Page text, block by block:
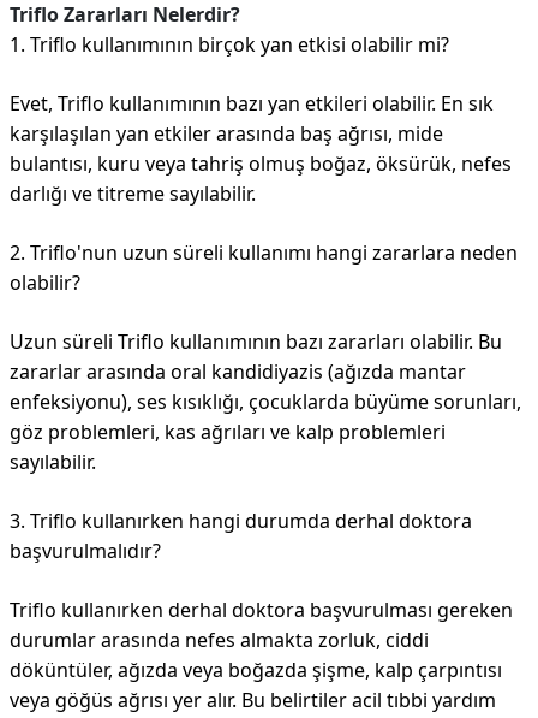
Triflo Zararları Nelerdir?
1. Triflo kullanımının birçok yan etkisi olabilir mi?
Evet, Triflo kullanımının bazı yan etkileri olabilir. En sık
karşılaşılan yan etkiler arasında baş ağrısı, mide
bulantısı, kuru veya tahriş olmuş boğaz, öksürük, nefes
darlığı ve titreme sayılabilir.
2. Triflo'nun uzun süreli kullanımı hangi zararlara neden
olabilir?
Uzun süreli Triflo kullanımının bazı zararları olabilir. Bu
zararlar arasında oral kandidiyazis (ağızda mantar
enfeksiyonu), ses kısıklığı, çocuklarda büyüme sorunları,
göz problemleri, kas ağrıları ve kalp problemleri
sayılabilir.
3. Triflo kullanırken hangi durumda derhal doktora
başvurulmalıdır?
Triflo kullanırken derhal doktora başvurulması gereken
durumlar arasında nefes almakta zorluk, ciddi
döküntüler, ağızda veya boğazda şişme, kalp çarpıntısı
veya göğüs ağrısı yer alır. Bu belirtiler acil tıbbi yardım